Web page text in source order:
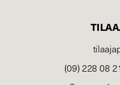
(09) 228 08